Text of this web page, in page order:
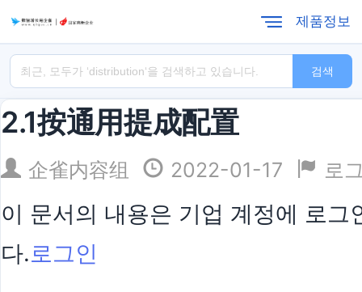
제품정보
검색
2.1按通用提成配置
企雀内容组 2022-01-17 로
이 문서의 내용은 기업 계정에 로그
다.로그인